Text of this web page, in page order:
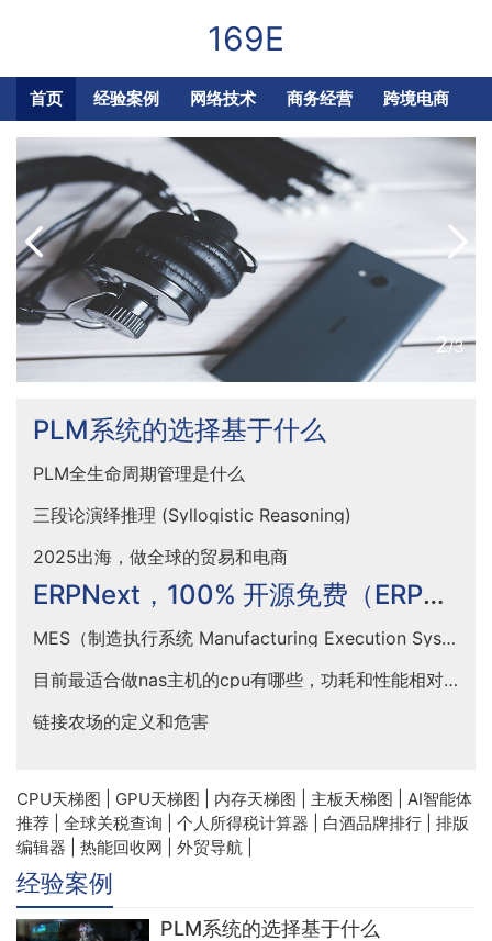
169E
首页 经验案例 网络技术 商务经营 跨境电商
2/3
PLM系统的选择基于什么
PLM全生命周期管理是什么
三段论演绎推理 (Syllogistic Reasoning)
2025出海，做全球的贸易和电商
ERPNext，100% 开源免费（ERP）系统
MES（制造执行系统 Manufacturing Execution System）
目前最适合做nas主机的cpu有哪些，功耗和性能相对均衡的
链接农场的定义和危害
CPU天梯图 GPU天梯图 内存天梯图 主板天梯图
AI智能体
推荐
全球关税查询 个人所得税计算器 白酒品牌排行
排版
编辑器
热能回收网 外贸导航
经验案例
PLM系统的选择基于什么